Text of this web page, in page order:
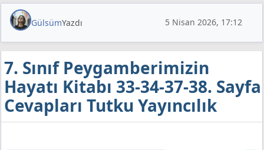
GülsümYazdı 5 Nisan 2026, 17:12
7. Sınıf Peygamberimizin
Hayatı Kitabı 33-34-37-38. Sayfa
Cevapları Tutku Yayıncılık